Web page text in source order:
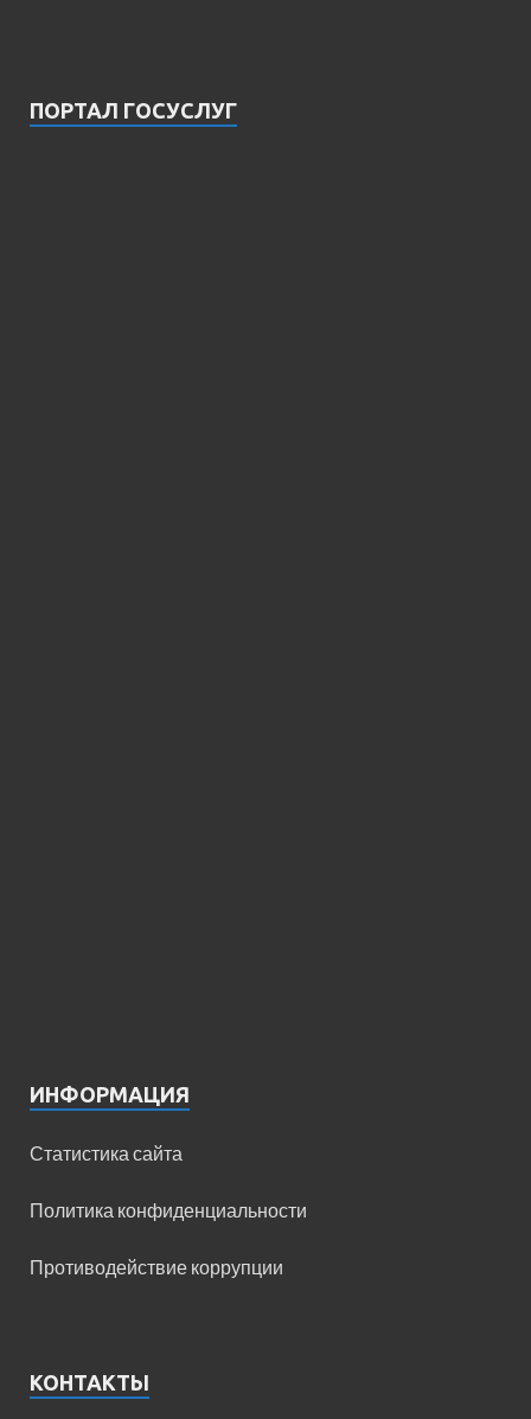
ПОРТАЛ ГОСУСЛУГ
ИНФОРМАЦИЯ
Статистика сайта
Политика конфиденциальности
Противодействие коррупции
КОНТАКТЫ